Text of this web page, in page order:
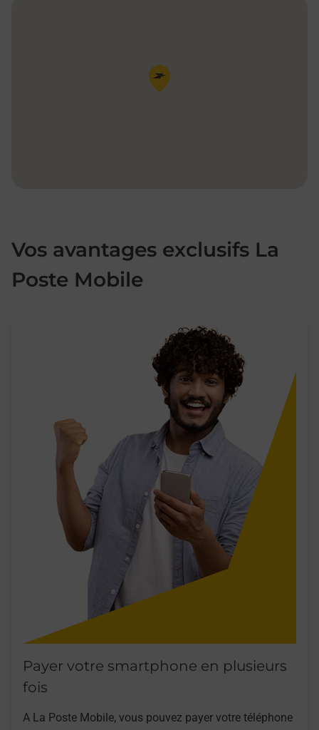
Pin de la carte
Vos avantages exclusifs La
Poste Mobile
Payer votre smartphone en plusieurs
fois
A La Poste Mobile, vous pouvez payer votre téléphone